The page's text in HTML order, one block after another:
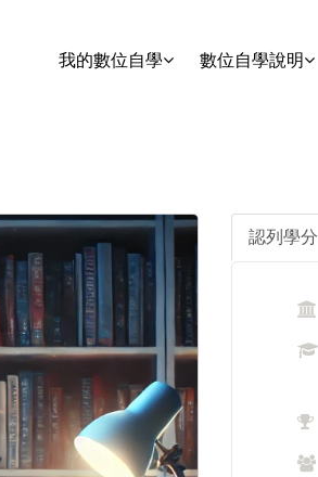
我的數位自學 數位自學說明
認列學分